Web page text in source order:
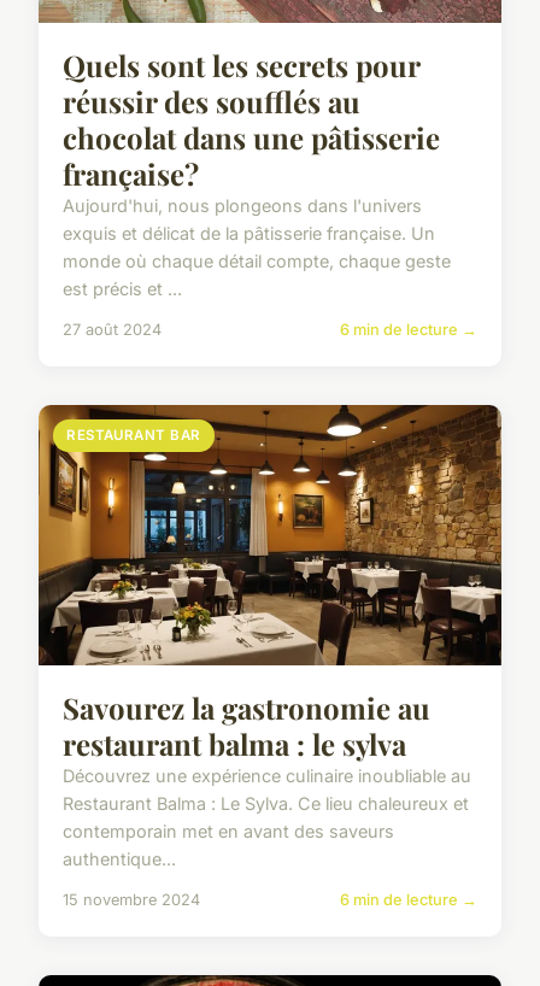
Quels sont les secrets pour
réussir des soufflés au
chocolat dans une pâtisserie
française?
Aujourd'hui, nous plongeons dans l'univers
exquis et délicat de la pâtisserie française. Un
monde où chaque détail compte, chaque geste
est précis et ...
27 août 2024 6 min de lecture →
RESTAURANT BAR
Savourez la gastronomie au
restaurant balma : le sylva
Découvrez une expérience culinaire inoubliable au
Restaurant Balma : Le Sylva. Ce lieu chaleureux et
contemporain met en avant des saveurs
authentique...
15 novembre 2024 6 min de lecture →